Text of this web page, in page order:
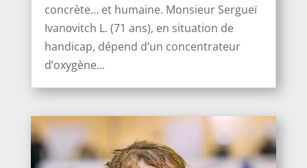
concrète… et humaine. Monsieur Sergueï
Ivanоvitch L. (71 ans), en situation de
handicap, dépend d’un concentrateur
d’oxygène...